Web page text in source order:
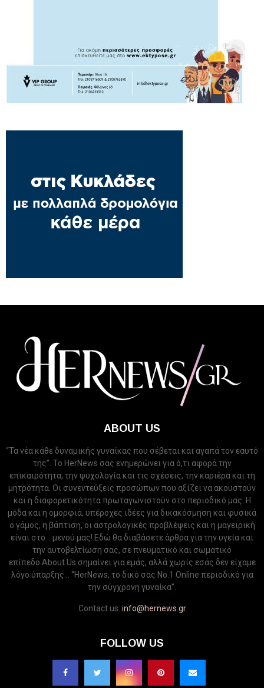
ABOUT US
“Τα νέα κάθε δυναμικής γυναίκας που σέβεται και αγαπά τον εαυτό
της”. Το HerNews σας ενημερώνει για ό,τι αφορά την
επικαιρότητα, την ψυχολογία και τις σχέσεις, την καριέρα και τη
μητρότητα. Οι συνεντεύξεις προσώπων που αξίζει να ακουστούν
και η διαφορετικότητα πρωταγωνιστούν στο περιοδικό μας. Η
μόδα και η ομορφιά, υπέροχες ιδέες για δικακόσμηση και φυσικά
ο γάμος, η βάπτιση, οι αστρολογικές προβλέψεις και η μαγειρική
είναι στο... μενού μας! Εδώ θα διαβάσετε άρθρα για την υγεία και
την αυτοβελτίωση σας, σε πνευματικό και σωματικό
επίπεδο.About Us σημαίνει για εμάς, αλλά χωρίς εσάς δεν είχαμε
λόγο ύπαρξης... “HerNews, το δικό σας Νo.1 Online περιοδικό για
την σύγχρονη γυναίκα”.
Contact us: info@hernews.gr
FOLLOW US